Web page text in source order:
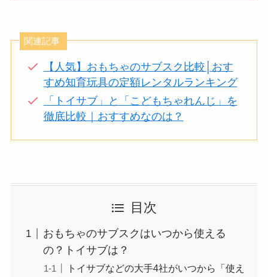
関連記事
【人気】おもちゃのサブスク比較│おす
すめ知育玩具の定額レンタルランキング
「トイサブ」と「こどもちゃれんじ」を
徹底比較｜おすすめなのは？
目次
おもちゃのサブスクはいつから使える
の？トイサブは？
トイサブなどの大手4社がいつから「使え